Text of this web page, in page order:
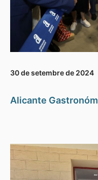
30 de setembre de 2024
Alicante